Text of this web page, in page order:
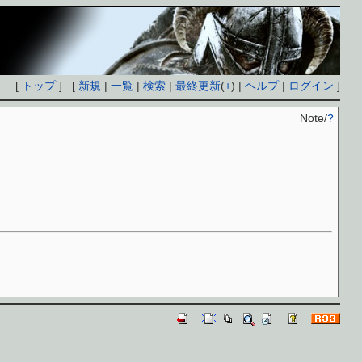
[ トップ] [ 新規 |一覧 |検索 |最終更新(+) |ヘルプ| ログイン ]
Note/?